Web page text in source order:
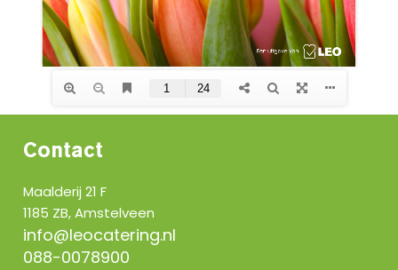
Contact
Maalderij 21 F
1185 ZB, Amstelveen
info@leocatering.nl
088-0078900